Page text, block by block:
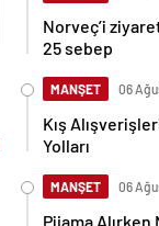
Norveç’i
25 sebep
MANŞET 06
Kış
Yolları
MANŞET 06
Pijama